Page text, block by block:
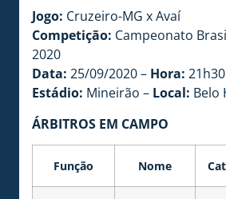
Jogo: Cruzeiro-MG x Avaí
Competição: Campeonato
2020
Data: 25/09/2020 – Hora: 21h30
Estádio: Mineirão – Local: Belo
ÁRBITROS EM CAMPO
Função Nome